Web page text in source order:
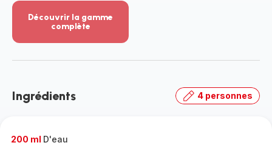
Découvrir la gamme
complète
-
gamme
Ingrédients 4 personnes
200 ml D'eau